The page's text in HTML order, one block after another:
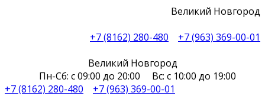
Великий Новгород
+7 (8162) 280-480
+7 (963) 369-00-01
Великий Новгород
Пн-Сб: с 09:00 до 20:00 Вс: с 10:00 до 19:00
+7 (8162) 280-480
+7 (963) 369-00-01